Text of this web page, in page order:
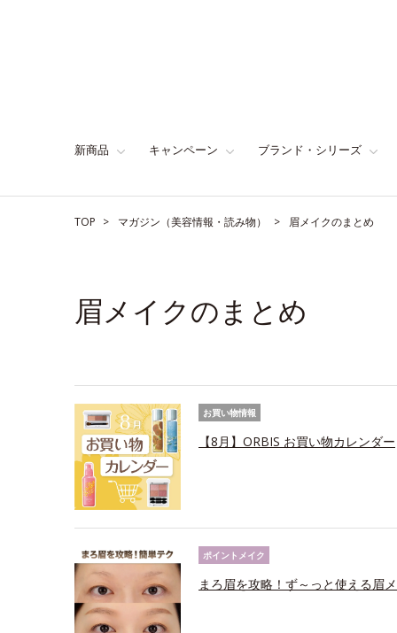
新商品 キャンペーン ブランド・シリーズ
TOP マガジン（美容情報・読み物） 眉メイクのまとめ
眉メイクのまとめ
お買い物情報
【8月】ORBIS お買い物カレンダー
ポイントメイク
まろ眉を攻略！ず～っと使える眉